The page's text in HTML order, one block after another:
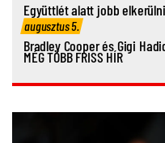
Együttlét alatt jobb
augusztus 5.
Bradley Cooper és Gigi
MÉG TÖBB FRISS HÍR